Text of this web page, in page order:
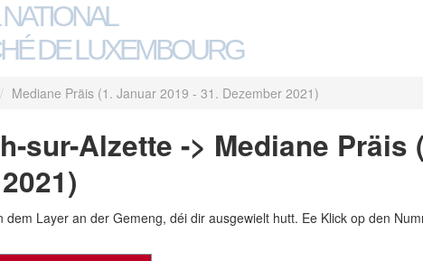
DE LUXEMBOURG
/ Mediane Präis (1. Januar 2019 - 31. Dezember 2021)
sur-Alzette -> Mediane Präis
dem Layer an der Gemeng, déi dir ausgewielt hutt. Ee Klick op den